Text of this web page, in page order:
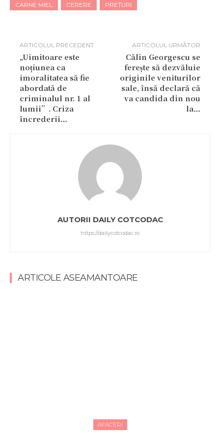
CARNE MIEL CERERE PREȚURI
ARTICOLUL PRECEDENT
„Uimitoare este
noțiunea ca
imoralitatea să fie
abordată de
criminalul nr. 1 al
lumii”. Criza
încrederii…
ARTICOLUL URMĂTOR
Călin Georgescu se
ferește să dezvăluie
originile veniturilor
sale, însă declară că
va candida din nou
la…
AUTORII DAILY COTCODAC
https://dailycotcodac.ro
ARTICOLE ASEAMANTOARE
AFACERI